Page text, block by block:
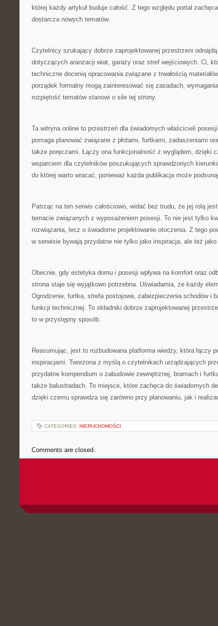
której każdy artykuł buduje całość. Z tego względu portal
dostarcza nowych tematów.
Czytelnicy szukający dobrze zaprojektowanej przestrzeni
dotyczących aranżacji wiat, garaży oraz stref wejściowych. Ci,
techniczne docenią opracowania związane z trwałością
porządek formalny mogą zainteresować się zasadach,
rozpiętość tematów stanowi o sile tej strony.
Ta witryna online to przestrzeń dla świadomych właścicieli
pomaga planować związane z płotami, furtkami, zadaszeniami
także poręczami. Łączy ona funkcjonalność z wyglądem, dzięki
wsparciem dla czytelników poszukujących sprawdzonych
do której warto wracać, ponieważ każda publikacja może
Patrząc na ten serwis całościowo, widać bez trudu, że jej rolą
temacie związanych z wyposażeniem posesji. To nie jest tylko
rozwiązania, lecz o świadome projektowanie otoczenia. Z tego
w serwisie bywają przydatne nie tylko jako inspiracja, ale też
Obecnie, gdy estetyka domu i posesji wpływa na komfort oraz
strona staje się wyjątkowo potrzebna. Uświadamia, że każdy
Ogrodzenie, furtka, strefa postojowa, zabezpieczenia schodów i
funkcji technicznej. To składniki dobrze zaprojektowanej
to w przystępny sposób.
Reasumując, jest to rozbudowana platforma wiedzy, która łączy
inspiracjami. Tworzona z myślą o czytelnikach urządzających
przydatne kompendium o zabudowie zewnętrznej, bramach i
także balustradach. To miejsce, które zachęca do świadomych
dzięki czemu sprawdza się zarówno przy planowaniu, jak i
CATEGORIES: NIERUCHOMOŚCI
Comments are closed.